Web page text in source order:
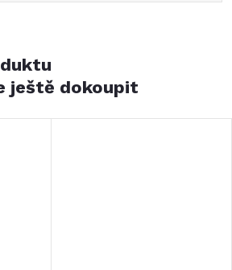
ještě dokoupit